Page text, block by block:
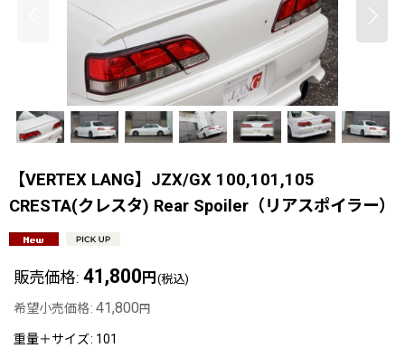
【VERTEX LANG】JZX/GX 100,101,105
CRESTA(クレスタ) Rear Spoiler（リアスポイラー）
販売価格: 41,800 円 (税込)
希望小売価格: 41,800 円
重量＋サイズ: 101